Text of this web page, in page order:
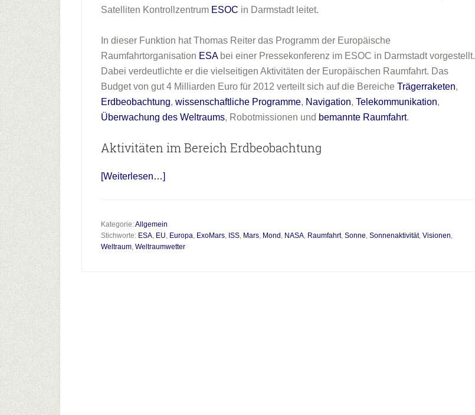
Satelliten Kontrollzentrum ESOC in Darmstadt leitet.
In dieser Funktion hat Thomas Reiter das Programm der Europäische
Raumfahrtorganisation ESAbei einer Pressekonferenz im ESOC in Darmstadt vorgestellt.
Dabei verdeutlichte er die vielseitigen Aktivitäten der Europäischen Raumfahrt. Das
Budget von gut 4 Milliarden Euro für 2012 verteilt sich auf die Bereiche Trägerraketen,
Erdbeobachtung, wissenschaftliche Programme, Navigation, Telekommunikation,
Überwachung des Weltraums, Robotmissionen und bemannte Raumfahrt.
Aktivitäten im Bereich Erdbeobachtung
[Weiterlesen…]Infos
Europas
Visionen
im
Kategorie:Allgemein
Stichworte: ESA, EU, Europa, ExoMars, ISS, Mars, Mond , NASA, Raumfahrt, Sonne, Sonnenaktivität, Visionen,
Weltraum, Weltraumwetter